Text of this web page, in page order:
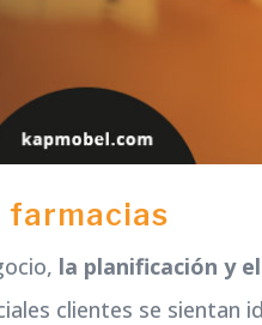
farmacias
la planificación y
clientes se sientan